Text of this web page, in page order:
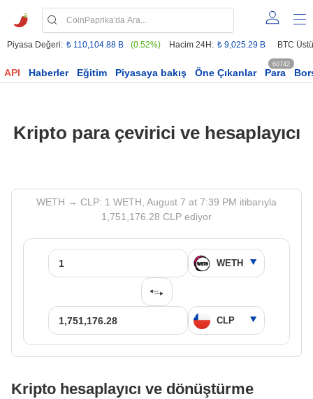
Piyasa Değeri: ₺ 110,104.88 B (0.52%) Hacim 24H: ₺ 9,025.29 B BTC
API Haberler Eğitim Piyasaya bakış Öne Çıkanlar Para
60742
Kripto para çevirici ve hesaplayıcı
WETH → CLP: 1 WETH, August 7 at 7:39 PM itibarıyla
1,751,176.28 CLP ediyor
Kripto hesaplayıcı ve dönüştürme